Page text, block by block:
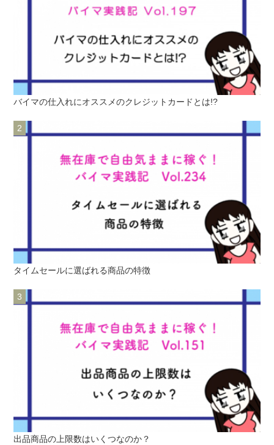
バイマの仕入れにオススメのクレジットカードとは!?
タイムセールに選ばれる商品の特徴
出品商品の上限数はいくつなのか？